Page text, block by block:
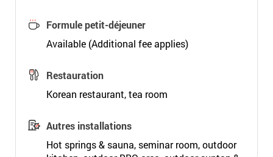
Formule petit-déjeuner
Available (Additional fee applies)
Restauration
Korean restaurant, tea room
Autres installations
Hot springs & sauna, seminar room, outdoor